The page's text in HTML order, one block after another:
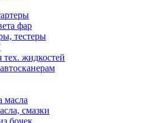
фар
тестеры
тех. жидкостей
масла
смазки
бочек